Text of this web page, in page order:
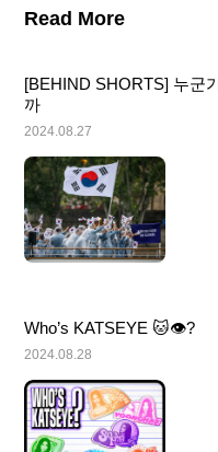
Read More
[BEHIND SHORTS] 누군
까
2024.08.27
Who’s KATSEYE 🐱👁️?
2024.08.28